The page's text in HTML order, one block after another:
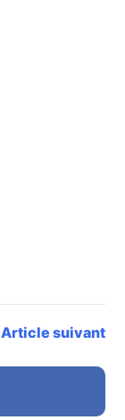
Article suivant